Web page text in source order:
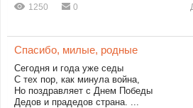
1250 0
Спасибо, милые, родные
Сегодня и года уже седы
С тех пор, как минула война,
Но поздравляет с Днем Победы
Дедов и прадедов страна. ...